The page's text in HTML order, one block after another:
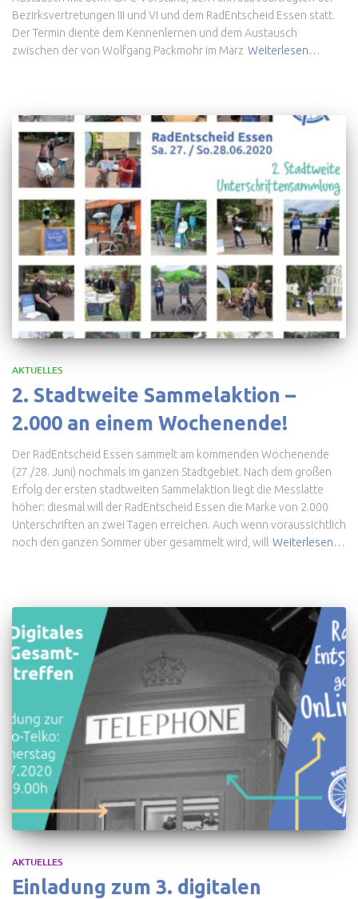
Bezirksvertretungen III und VI und dem RadEntscheid Essen statt.
Der Termin diente dem Kennenlernen und dem Austausch
zwischen der von Wolfgang Packmohr im März Weiterlesen…
AKTUELLES
2. Stadtweite Sammelaktion –
2.000 an einem Wochenende!
Der RadEntscheid Essen sammelt am kommenden Wochenende
(27./28. Juni) nochmals im ganzen Stadtgebiet. Nach dem großen
Erfolg der ersten stadtweiten Sammelaktion liegt die Messlatte
höher: diesmal will der RadEntscheid Essen die Marke von 2.000
Unterschriften an zwei Tagen erreichen. Auch wenn voraussichtlich
noch den ganzen Sommer über gesammelt wird, will
Weiterlesen…
AKTUELLES
Einladung zum 3. digitalen